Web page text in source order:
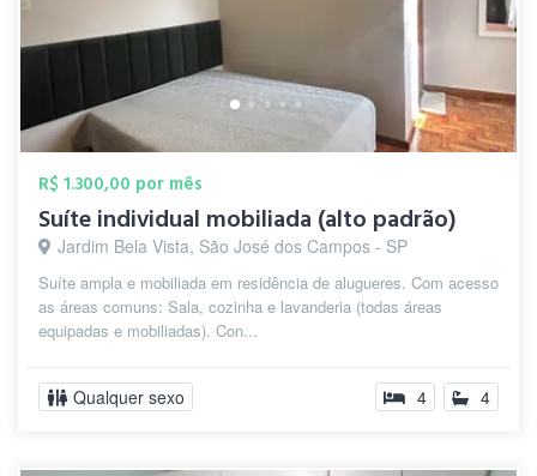
R$ 1.300,00 por mês
Suíte individual mobiliada (alto padrão)
Jardim Bela Vista, São José dos Campos - SP
Suíte ampla e mobiliada em residência de alugueres. Com acesso
as áreas comuns: Sala, cozinha e lavanderia (todas áreas
equipadas e mobiliadas). Con...
Qualquer sexo 4 4